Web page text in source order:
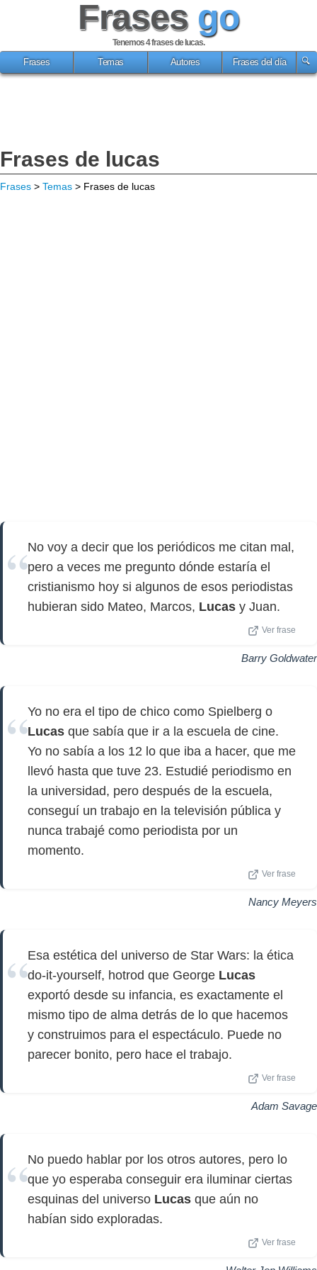
Frases go
Tenemos 4frases de lucas.
Frases
Temas Autores Frases del día
Frases de lucas
Frases > Temas > Frases de lucas
No voy a decir que los periódicos me citan mal,
pero a veces me pregunto dónde estaría el
cristianismo hoy si algunos de esos periodistas
hubieran sido Mateo, Marcos, Lucas y Juan.
Ver frase
Barry Goldwater
Yo no era el tipo de chico como Spielberg o
Lucas que sabía que ir a la escuela de cine.
Yo no sabía a los 12 lo que iba a hacer, que me
llevó hasta que tuve 23. Estudié periodismo en
la universidad, pero después de la escuela,
conseguí un trabajo en la televisión pública y
nunca trabajé como periodista por un
momento.
Ver frase
Nancy Meyers
Esa estética del universo de Star Wars: la ética
do-it-yourself, hotrod que George Lucas
exportó desde su infancia, es exactamente el
mismo tipo de alma detrás de lo que hacemos
y construimos para el espectáculo. Puede no
parecer bonito, pero hace el trabajo.
Ver frase
Adam Savage
No puedo hablar por los otros autores, pero lo
que yo esperaba conseguir era iluminar ciertas
esquinas del universo Lucas que aún no
habían sido exploradas.
Ver frase